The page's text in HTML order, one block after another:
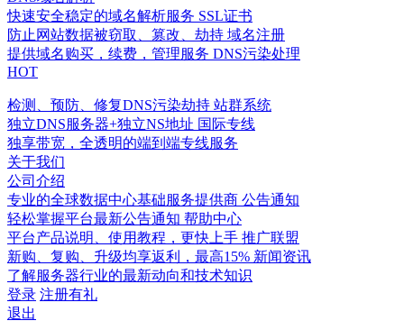
快速安全稳定的域名解析服务 SSL证书
防止网站数据被窃取、篡改、劫持 域名注册
提供域名购买，续费，管理服务 DNS污染处理
HOT
检测、预防、修复DNS污染劫持 站群系统
独立DNS服务器+独立NS地址 国际专线
独享带宽，全透明的端到端专线服务
关于我们
公司介绍
专业的全球数据中心基础服务提供商 公告通知
轻松掌握平台最新公告通知 帮助中心
平台产品说明、使用教程，更快上手 推广联盟
新购、复购、升级均享返利，最高15% 新闻资讯
了解服务器行业的最新动向和技术知识
登录 注册有礼
退出